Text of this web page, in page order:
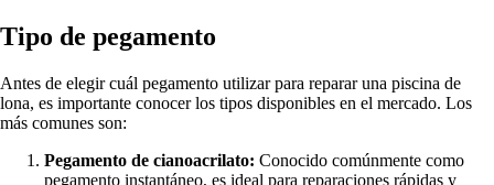
Tipo de pegamento
Antes de elegir cuál pegamento utilizar para reparar una piscina de
lona, es importante conocer los tipos disponibles en el mercado. Los
más comunes son:
Pegamento de cianoacrilato: Conocido comúnmente como
pegamento instantáneo, es ideal para reparaciones rápidas y